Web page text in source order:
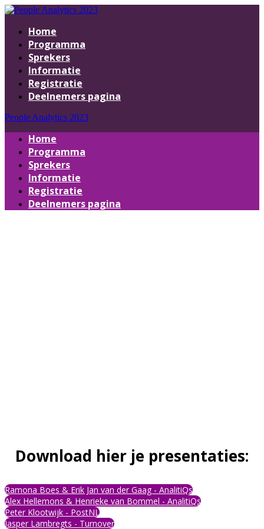
Home
Programma
Sprekers
Informatie
Registratie
Deelnemers pagina
People Analytics 2023
Home
Programma
Sprekers
Informatie
Registratie
Deelnemers pagina
Download hier je presentaties:
Ramona Boes & Erik Jan van der Gaag - AnalitiQs
Alex Hellemons & Henrieke van Bommel - AnalitiQs
Peter Klootwijk - PostNL
Jasper Lambregts - Turnover